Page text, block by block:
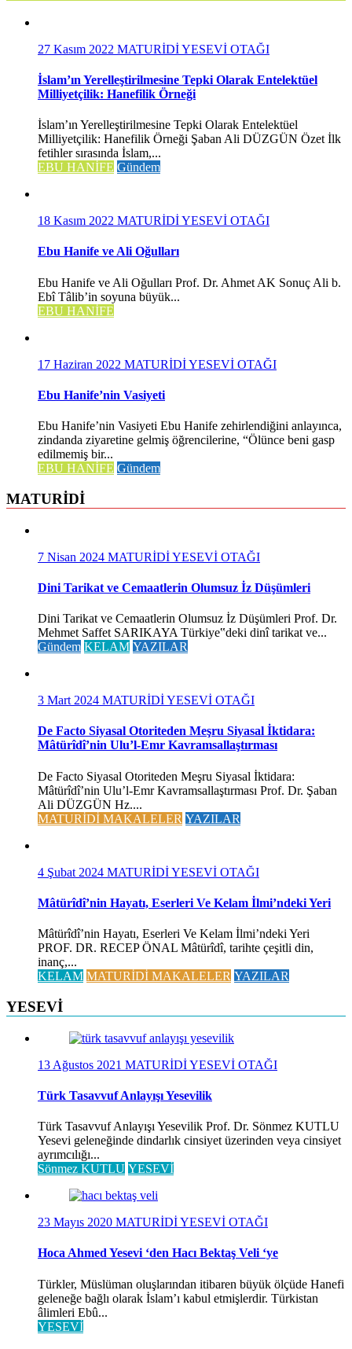
27 Kasım 2022 MATURİDİ YESEVİ OTAĞI
İslam’ın Yerelleştirilmesine Tepki Olarak Entelektüel
Milliyetçilik: Hanefilik Örneği
İslam’ın Yerelleştirilmesine Tepki Olarak Entelektüel
Milliyetçilik: Hanefilik Örneği Şaban Ali DÜZGÜN Özet İlk
fetihler sırasında İslam,...
EBU HANİFE Gündem
18 Kasım 2022 MATURİDİ YESEVİ OTAĞI
Ebu Hanife ve Ali Oğulları
Ebu Hanife ve Ali Oğulları Prof. Dr. Ahmet AK Sonuç Ali b.
Ebî Tâlib’in soyuna büyük...
EBU HANİFE
17 Haziran 2022 MATURİDİ YESEVİ OTAĞI
Ebu Hanife’nin Vasiyeti
Ebu Hanife’nin Vasiyeti Ebu Hanife zehirlendiğini anlayınca,
zindanda ziyaretine gelmiş öğrencilerine, “Ölünce beni gasp
edilmemiş bir...
EBU HANİFE Gündem
MATURİDİ
7 Nisan 2024 MATURİDİ YESEVİ OTAĞI
Dini Tarikat ve Cemaatlerin Olumsuz İz Düşümleri
Dini Tarikat ve Cemaatlerin Olumsuz İz Düşümleri Prof. Dr.
Mehmet Saffet SARIKAYA Türkiye‟deki dinî tarikat ve...
Gündem KELAM YAZILAR
3 Mart 2024 MATURİDİ YESEVİ OTAĞI
De Facto Siyasal Otoriteden Meşru Siyasal İktidara:
Mâtürîdî’nin Ulu’l-Emr Kavramsallaştırması
De Facto Siyasal Otoriteden Meşru Siyasal İktidara:
Mâtürîdî’nin Ulu’l-Emr Kavramsallaştırması Prof. Dr. Şaban
Ali DÜZGÜN Hz....
MATURİDİ MAKALELER YAZILAR
4 Şubat 2024 MATURİDİ YESEVİ OTAĞI
Mâtürîdî’nin Hayatı, Eserleri Ve Kelam İlmi’ndeki Yeri
Mâtürîdî’nin Hayatı, Eserleri Ve Kelam İlmi’ndeki Yeri
PROF. DR. RECEP ÖNAL Mâtürîdî, tarihte çeşitli din,
inanç,...
KELAM MATURİDİ MAKALELER YAZILAR
YESEVİ
13 Ağustos 2021 MATURİDİ YESEVİ OTAĞI
Türk Tasavvuf Anlayışı Yesevilik
Türk Tasavvuf Anlayışı Yesevilik Prof. Dr. Sönmez KUTLU
Yesevi geleneğinde dindarlık cinsiyet üzerinden veya cinsiyet
ayrımcılığı...
Sönmez KUTLU YESEVİ
23 Mayıs 2020 MATURİDİ YESEVİ OTAĞI
Hoca Ahmed Yesevi ‘den Hacı Bektaş Veli ‘ye
Türkler, Müslüman oluşlarından itibaren büyük ölçüde Hanefi
geleneğe bağlı olarak İslam’ı kabul etmişlerdir. Türkistan
âlimleri Ebû...
YESEVİ